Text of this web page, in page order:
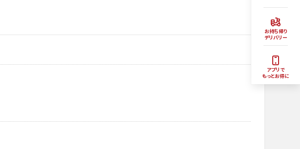
お持ち帰り
デリバリー
アプリで
もっとお得に